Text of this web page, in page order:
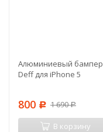
Алюминиевый бампер
Deff для iPhone 5
800 Р 1 690Р
В корзину